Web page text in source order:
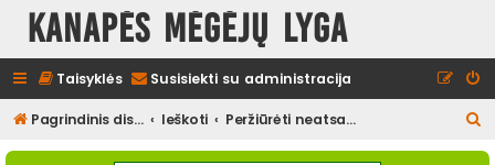
Kanapės mėgėjų lyga
Taisyklės Susisiekti su administracija
Pagrindinis diskusijų puslapis Ieškoti Peržiūrėti neatsakytus pranešimus
e